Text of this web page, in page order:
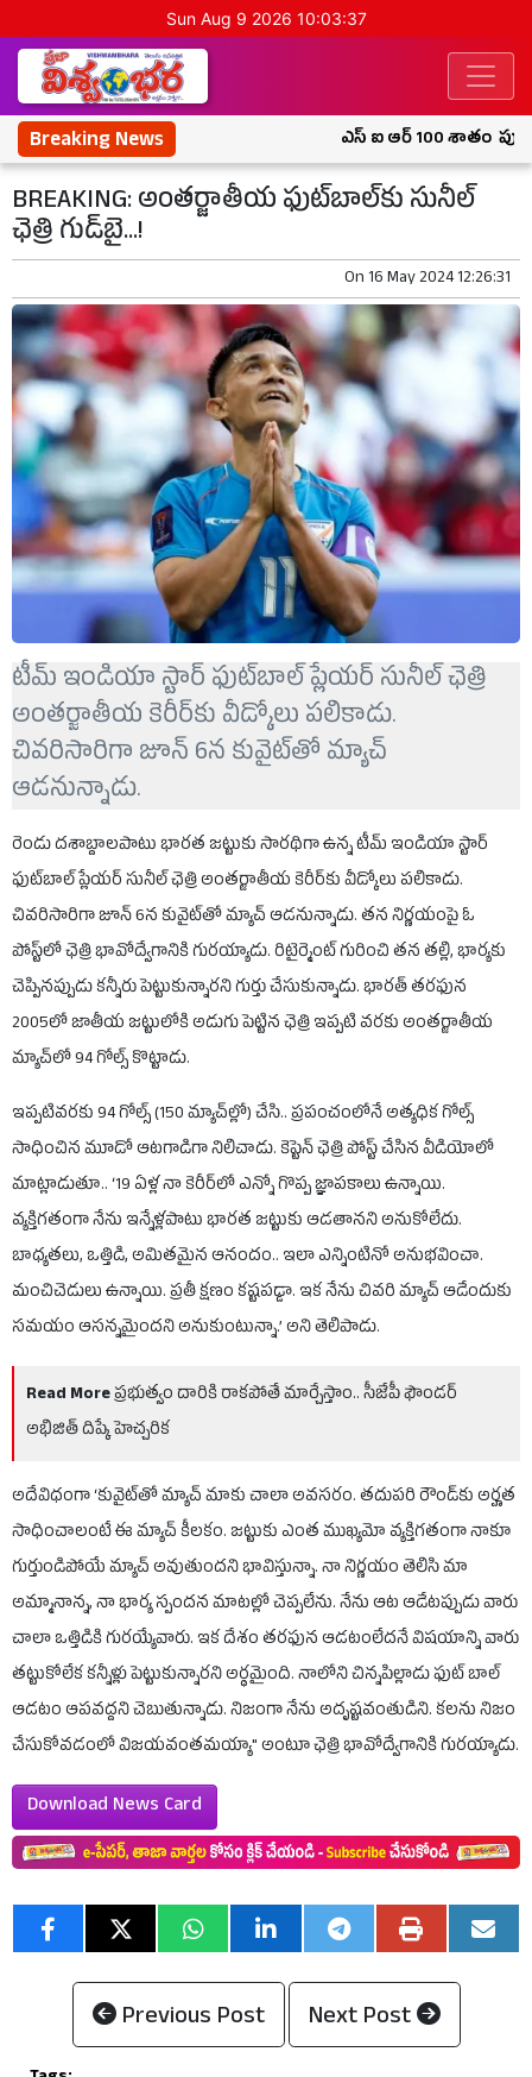
Sun Aug 9 2026 10:03:38
Breaking News ఎస్ ఐ ఆర్ 100 శాతం
BREAKING: అంతర్జాతీయ ఫుట్‌బాల్‌కు సునీల్‌
ఛెత్రి గుడ్‌బై...!
On16 May 2024 12:26:31
టీమ్ ఇండియా స్టార్ ఫుట్‌బాల్ ప్లేయర్ సునీల్ ఛెత్రి
అంతర్జాతీయ కెరీర్‌కు వీడ్కోలు పలికాడు.
చివరిసారిగా జూన్ 6న కువైట్‌తో మ్యాచ్
ఆడనున్నాడు.
రెండు దశాబ్దాలపాటు భారత జట్టుకు సారథిగా ఉన్న టీమ్ ఇండియా స్టార్
ఫుట్‌బాల్ ప్లేయర్ సునీల్ ఛెత్రి అంతర్జాతీయ కెరీర్‌కు వీడ్కోలు పలికాడు.
చివరిసారిగా జూన్ 6న కువైట్‌తో మ్యాచ్ ఆడనున్నాడు. తన నిర్ణయంపై ఓ
పోస్ట్‌లో ఛెత్రి భావోద్వేగానికి గురయ్యాడు. రిటైర్మెంట్ గురించి తన తల్లి, భార్యకు
చెప్పినప్పుడు కన్నీరు పెట్టుకున్నారని గుర్తు చేసుకున్నాడు. భారత్ తరఫున
2005లో జాతీయ జట్టులోకి అడుగు పెట్టిన ఛెత్రి ఇప్పటి వరకు అంతర్జాతీయ
మ్యాచ్‌లో 94 గోల్స్ కొట్టాడు.
ఇప్పటివరకు 94 గోల్స్‌ (150 మ్యాచ్‌ల్లో) చేసి.. ప్రపంచంలోనే అత్యధిక గోల్స్‌
సాధించిన మూడో ఆటగాడిగా నిలిచాడు. కెప్టెన్ ఛెత్రి పోస్ట్ చేసిన వీడియోలో
మాట్లాడుతూ.. ‘19 ఏళ్ల నా కెరీర్‌లో ఎన్నో గొప్ప జ్ఞాపకాలు ఉన్నాయి.
వ్యక్తిగతంగా నేను ఇన్నేళ్లపాటు భారత జట్టుకు ఆడతానని అనుకోలేదు.
బాధ్యతలు, ఒత్తిడి, అమితమైన ఆనందం.. ఇలా ఎన్నింటినో అనుభవించా.
మంచిచెడులు ఉన్నాయి. ప్రతీ క్షణం కష్టపడ్డా. ఇక నేను చివరి మ్యాచ్ ఆడేందుకు
సమయం ఆసన్నమైందని అనుకుంటున్నా.’ అని తెలిపాడు.
Read Moreప్రభుత్వం దారికి రాకపోతే మార్చేస్తాం.. సీజేపీ ఫౌండర్
అభిజిత్ దిప్కే హెచ్చరిక
అదేవిధంగా ‘కువైట్‌తో మ్యాచ్ మాకు చాలా అవసరం. తదుపరి రౌండ్‌కు అర్హత
సాధించాలంటే ఈ మ్యాచ్ కీలకం. జట్టుకు ఎంత ముఖ్యమో వ్యక్తిగతంగా నాకూ
గుర్తుండిపోయే మ్యాచ్ అవుతుందని భావిస్తున్నా. నా నిర్ణయం తెలిసి మా
అమ్మానాన్న, నా భార్య స్పందన మాటల్లో చెప్పలేను. నేను ఆట ఆడేటప్పుడు వారు
చాలా ఒత్తిడికి గురయ్యేవారు. ఇక దేశం తరఫున ఆడటంలేదనే విషయాన్ని వారు
తట్టుకోలేక కన్నీళ్లు పెట్టుకున్నారని అర్థమైంది. నాలోని చిన్నపిల్లాడు ఫుట్ బాల్
ఆడటం ఆపవద్దని చెబుతున్నాడు. నిజంగా నేను అదృష్టవంతుడిని. కలను నిజం
చేసుకోవడంలో విజయవంతమయ్యా" అంటూ ఛెత్రి భావోద్వేగానికి గురయ్యాడు.
Download News Card
Previous Post Next Post